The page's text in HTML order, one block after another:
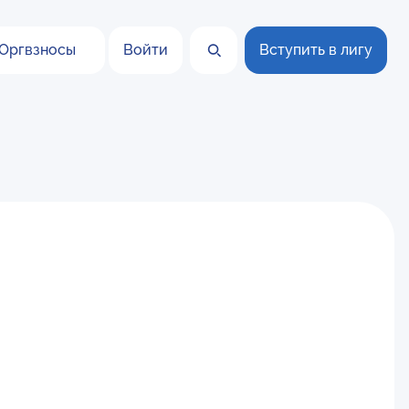
Войти Вступить в лигу